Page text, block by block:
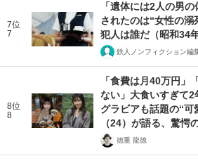
7位
7
「遺体には2人の男
されたのは“女性の
犯人は誰だ（昭和34
鉄人ノンフィクション編
8位
8
「食費は月40万円」
ない」大食いすぎて
グラビアも話題の“
（24）が語る、驚愕
徳重 龍徳